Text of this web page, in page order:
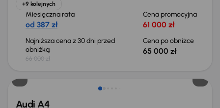
+9 kolejnych
Miesięczna rata
od 387 zł
Cena promocyjna
61 000 zł
Najniższa cena z 30 dni przed
obniżką
66 000 zł
Cena po obniżce
65 000 zł
Audi A4